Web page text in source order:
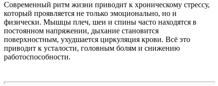
Современный ритм жизни приводит к хроническому стрессу,
который проявляется не только эмоционально, но и
физически. Мышцы плеч, шеи и спины часто находятся в
постоянном напряжении, дыхание становится
поверхностным, ухудшается циркуляция крови. Всё это
приводит к усталости, головным болям и снижению
работоспособности.